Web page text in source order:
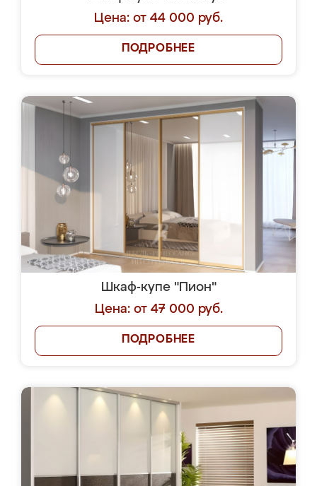
Цена: от 44 000 руб.
ПОДРОБНЕЕ
Шкаф-купе "Пион"
Цена: от 47 000 руб.
ПОДРОБНЕЕ